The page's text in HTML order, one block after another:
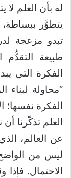
له بأن العلم
يتطوَّر ببساطة،
تبدو مزعجة
طبيعة
الفكرة التي
“محاولة لبناء
الفكرة
العلم تذكّرنا
عن العالم،
ليس من
الاحتمال.